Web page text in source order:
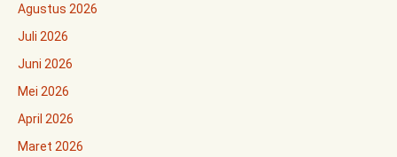
Agustus 2026
Juli 2026
Juni 2026
Mei 2026
April 2026
Maret 2026